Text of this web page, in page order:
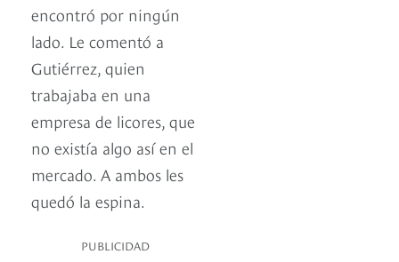
encontró por ningún
lado. Le comentó a
Gutiérrez, quien
trabajaba en una
empresa de licores, que
no existía algo así en el
mercado. A ambos les
quedó la espina.
PUBLICIDAD